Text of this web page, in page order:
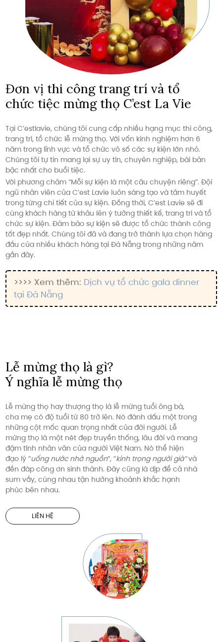
Đơn vị thi công trang trí và tổ
chức tiệc mừng thọ C’est La Vie
Tại C’estlavie, chúng tôi cung cấp nhiều hạng mục thi công,
trang trí, tổ chức lễ mừng thọ. Với vốn kinh nghiệm hơn 6
năm trong lĩnh vực và tổ chức vô số các sự kiện lớn nhỏ.
Chúng tôi tự tin mang lại sự uy tín, chuyên nghiệp, bài bản
bậc nhất cho buổi tiệc.
Với phương châm “Mỗi sự kiện là một câu chuyện riêng”. Đội
ngũ nhân viên của C’est Lavie luôn sáng tạo và tâm huyết
trong từng chi tiết của sự kiện. Đồng thời, C’est Lavie sẽ đi
cùng khách hàng từ khâu lên ý tưởng thiết kế, trang trí và tổ
chức sự kiện. Đảm bảo sự kiện sẽ được tổ chức thành công
tốt đẹp nhất. Chúng tôi đã và đang trở thành lựa chọn hàng
đầu của nhiều khách hàng tại Đà Nẵng trong những năm
gần đây.
>>>> Xem thêm: Dịch vụ tổ chức gala dinner
tại Đà Nẵng
Lễ mừng thọ là gì?
Ý nghĩa lễ mừng thọ
Lễ mừng thọ hay thượng thọ là lễ mừng tuổi ông bà,
cha mẹ có độ tuổi từ 80 trở lên. Nó đánh dấu một trong
những cột mốc quan trọng nhất của đời người. Lễ
mừng thọ là một nét đẹp truyền thống, lâu đời và mang
đậm tính nhân văn của người Việt Nam. Nó thể hiện
đạo lý “uống nước nhớ nguồn“, “kính trọng người già”và
đền đáp công ơn sinh thành. Đây cũng là dịp để cả nhà
sum vầy, cùng nhau tận hưởng khoảnh khắc hạnh
phúc bên nhau.
LIÊN HỆ